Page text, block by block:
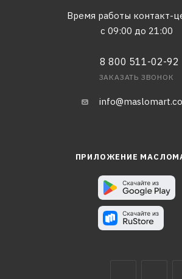
Время работы контакт-
с 09:00 до 21:00
8 800 511-02-92
ЗАКАЗАТЬ ЗВОНОК
ПРИЛОЖЕНИЕ